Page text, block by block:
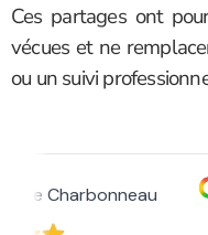
Ces partages ont
vécues et ne
ou un suivi